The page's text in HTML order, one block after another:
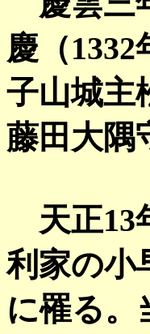
慶（
子山城主
藤田大隅
天正13
利家の小
に罹る。